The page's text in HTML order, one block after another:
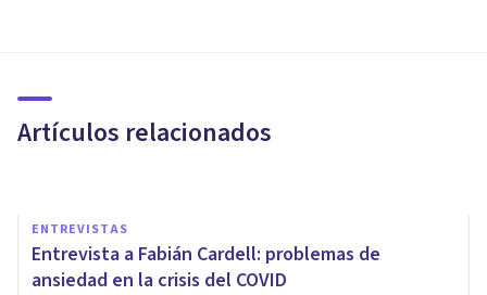
Artículos relacionados
puede cronificar»
ENTREVISTAS
Entrevista a Fabián Cardell: problemas de
ansiedad en la crisis del COVID